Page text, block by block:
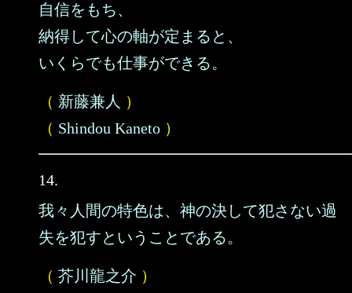
自信をもち、
納得して心の軸が定まると、
いくらでも仕事ができる。
（ 新藤兼人 ）
（ Shindou Kaneto ）
14.
我々人間の特色は、神の決して犯さない過
失を犯すということである。
（ 芥川龍之介 ）